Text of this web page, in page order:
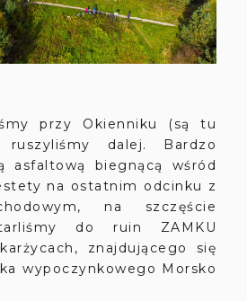
przy Okienniku (są tu
dalej. Bardzo
asfaltową biegnącą wśród
na ostatnim odcinku z
na szczęście
do ruin ZAMKU
znajdującego się
wypoczynkowego Morsko